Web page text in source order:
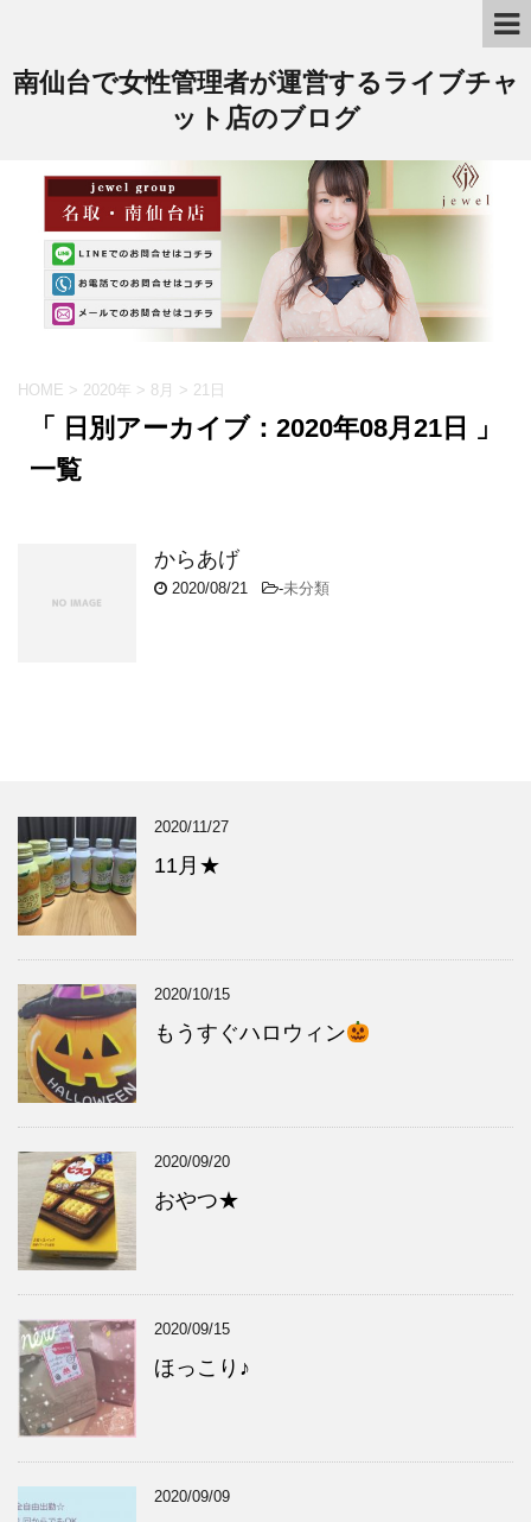
南仙台で女性管理者が運営するライブチャ
ット店のブログ
HOME > 2020年 > 8月 > 21日
「 日別アーカイブ：2020年08月21日 」
一覧
からあげ
2020/08/21 -未分類
2020/11/27
11月★
2020/10/15
もうすぐハロウィン
2020/09/20
おやつ★
2020/09/15
ほっこり♪
2020/09/09